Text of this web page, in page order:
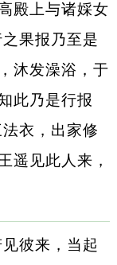
殿上与诸婇女
果报乃至是
沐发澡浴，于
此乃是行报
衣，出家修
遥见此人来，
彼来，当起